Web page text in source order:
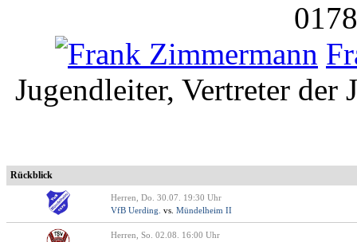
Jugendleiter, Vertreter der
Rückblick
Herren, Do. 30.07. 19:30 Uhr
VfB Uerding. vs. Mündelheim II
Herren, So. 02.08. 16:00 Uhr